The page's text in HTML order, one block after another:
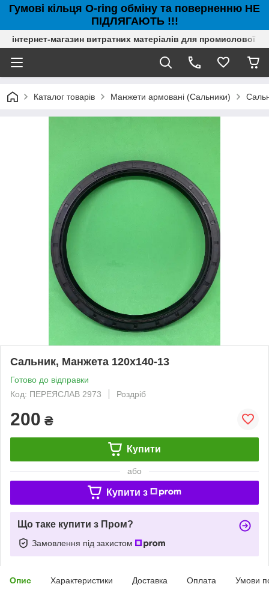
Гумові кільця O-ring обміну та поверненню НЕ
ПІДЛЯГАЮТЬ !!!
інтернет-магазин витратних матеріалів для промислової
Каталог товарів Манжети армовані (Сальники)
Сальник, Манжета 120х140-13
Готово до відправки
Код: ПЕРЕЯСЛАВ 2973
Роздріб
200 ₴
Купити
або
Купити з
Що таке купити з Пром?
Замовлення під захистом
Опис Характеристики Доставка Оплата Умови